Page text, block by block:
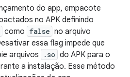
do app, empacote
no APK definindo
como false no arquivo
essa flag impede que
arquivos .so do APK para o
a instalação. Esse método